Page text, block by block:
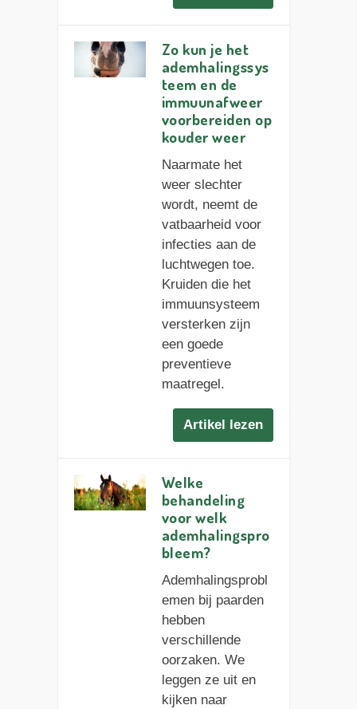
Zo kun je het
ademhalingssys
teem en de
immuunafweer
voorbereiden op
kouder weer
Naarmate het
weer slechter
wordt, neemt de
vatbaarheid voor
infecties aan de
luchtwegen toe.
Kruiden die het
immuunsysteem
versterken zijn
een goede
preventieve
maatregel.
Artikel lezen
Welke
behandeling
voor welk
ademhalingspro
bleem?
Ademhalingsprobl
emen bij paarden
hebben
verschillende
oorzaken. We
leggen ze uit en
kijken naar